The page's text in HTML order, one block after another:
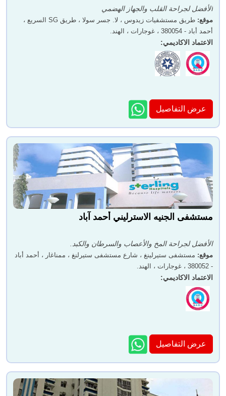
الدكتور شروتي أتركار
الدكتور فيرال شاه دكتور. بهافين باريا
دكتور. مونيكا باتيل
دكتور. هارشيل شاه دكتور. روهيت دامور
الأفضل لجراحة القلب والجهاز الهضمي
موقع:
طريق مستشفيات زيدوس ، لا. جسر سولا ، طريق SG السريع ،
أحمد أباد - 380054 ، غوجارات ، الهند.
الاعتماد الاكاديمي:
عرض التفاصيل
مستشفى الجنيه الاسترليني أحمد آباد
الأفضل لجراحة المخ والأعصاب والسرطان والكبد.
موقع: مستشفى ستيرلينغ ، شارع مستشفى ستيرلنغ ، ممناغار ، أحمد أباد
- 380052 ، غوجارات ، الهند.
الاعتماد الاكاديمي:
عرض التفاصيل